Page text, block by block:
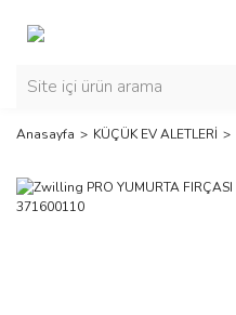
Anasayfa KÜÇÜK EV ALETLERİ